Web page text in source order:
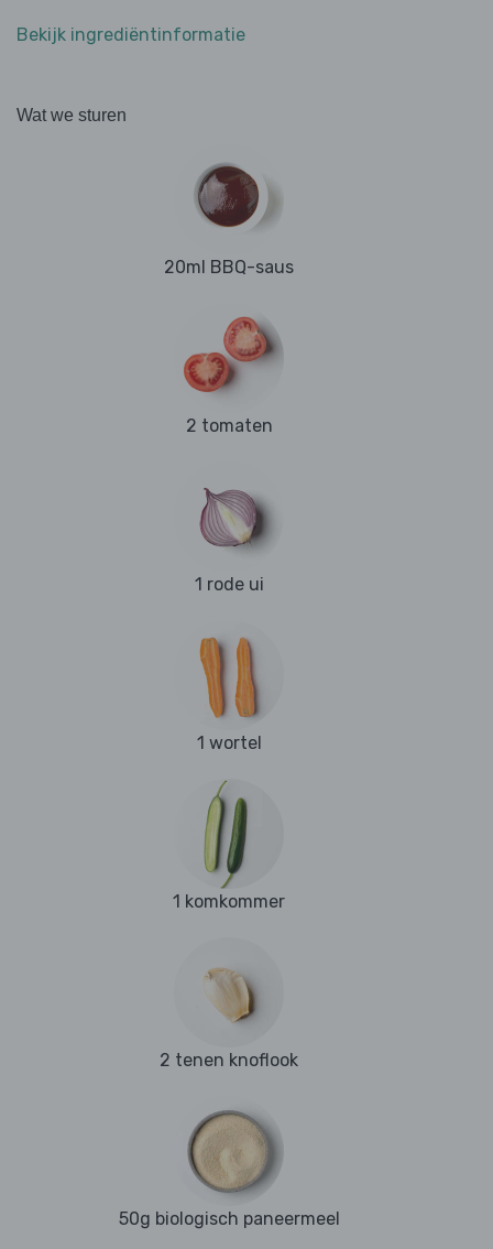
Bekijk ingrediëntinformatie
Wat we sturen
20ml BBQ-saus
2 tomaten
1 rode ui
1 wortel
1 komkommer
2 tenen knoflook
50g biologisch paneermeel